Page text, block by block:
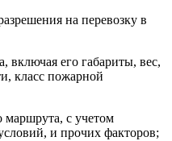
на перевозку в
его габариты, вес,
класс пожарной
с учетом
и прочих факторов;